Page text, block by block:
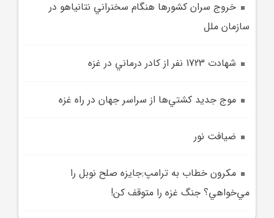
خروج سران کشورها هنگام سخنراني نتانياهو در
سازمان ملل
شهادت 1723 نفر از کادر درماني در غزه
موج جديد کشتي‌ها از سراسر جهان در راه غزه
ضيافت نور
مکرون خطاب به ترامپ:جايزه صلح نوبل را
مي‌خواهي؟ جنگ غزه را متوقف کن!